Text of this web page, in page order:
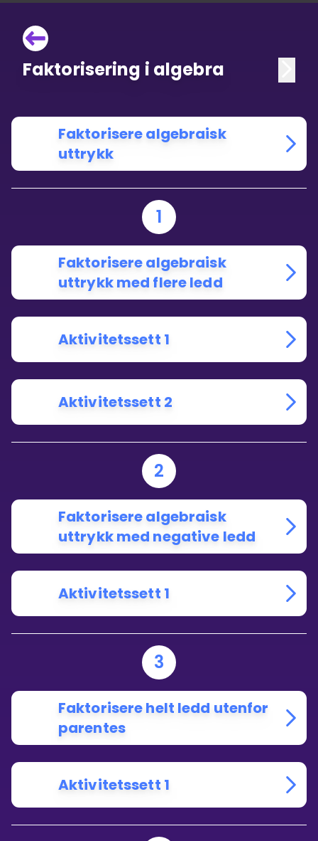
Faktorisering i algebra
Faktorisere algebraisk
uttrykk
1
Faktorisere algebraisk
uttrykk med flere ledd
Aktivitetssett 1
Aktivitetssett 2
2
Faktorisere algebraisk
uttrykk med negative ledd
Aktivitetssett 1
3
Faktorisere helt ledd utenfor
parentes
Aktivitetssett 1